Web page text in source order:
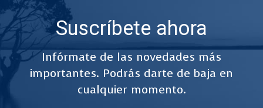
Suscríbete ahora
Infórmate de las novedades más
importantes. Podrás darte de baja en
cualquier momento.